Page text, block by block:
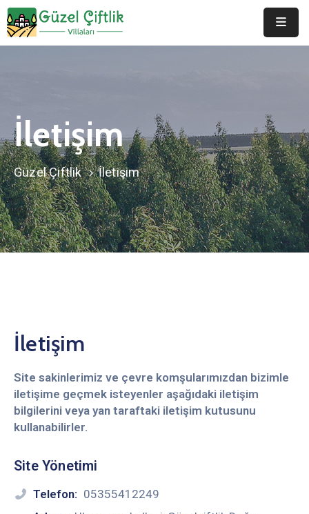
Duyurular
Galeri
Belgeler
İletişim
İletişim
Güzel Çiftlik İletişim
İletişim
Site sakinlerimiz ve çevre komşularımızdan bizimle
iletişime geçmek isteyenler aşağıdaki iletişim
bilgilerini veya yan taraftaki iletişim kutusunu
kullanabilirler.
Site Yönetimi
Telefon: 05355412249